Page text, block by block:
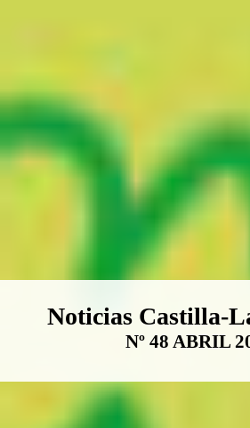
Boletín Noticias
Noticias Castilla-
Nº 48 ABRIL